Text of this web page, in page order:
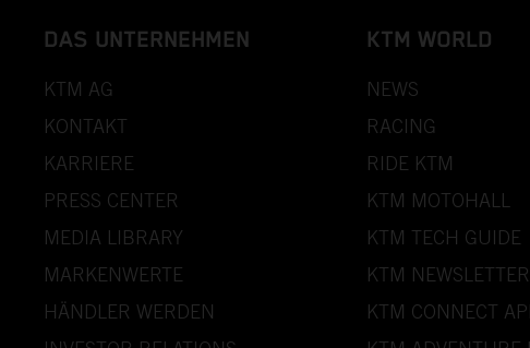
DAS UNTERNEHMEN
KTM AG
KONTAKT
KARRIERE
PRESS CENTER
MEDIA LIBRARY
MARKENWERTE
HÄNDLER WERDEN
KTM WORLD
NEWS
RACING
RIDE KTM
KTM MOTOHALL
KTM TECH GUIDE
KTM NEWSLETTER
KTM CONNECT